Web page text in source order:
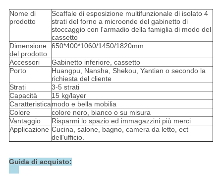
Nome di
prodotto
Scaffale di esposizione multifunzionale di isolato 4
strati del forno a microonde del gabinetto di
stoccaggio con l'armadio della famiglia di modo del
cassetto
Dimensione
del prodotto
650*400*1060/1450/1820mm
Accessori
Gabinetto inferiore, cassetto
Porto
Huangpu, Nansha, Shekou, Yantian o secondo la
richiesta del cliente
Strati
3-5 strati
Capacità
15 kg/layer
Caratteristicamodo e bella mobilia
Colore
colore nero, bianco o su misura
Vantaggio
Risparmi lo spazio ed immagazzini più merci
Applicazione Cucina, salone, bagno, camera da letto, ect
dell'ufficio.
Guida di acquisto: